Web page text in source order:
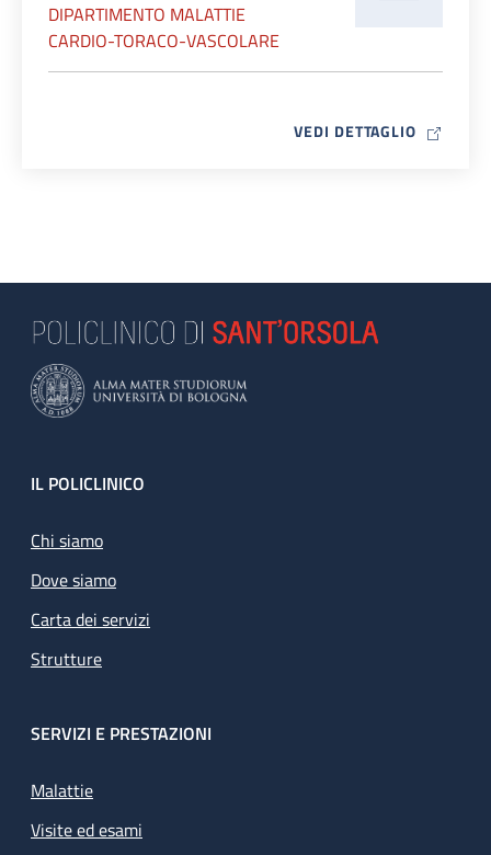
DIPARTIMENTO MALATTIE
CARDIO-TORACO-VASCOLARE
VEDI DETTAGLIO MAP ICON
Footer
IL POLICLINICO
Chi siamo
Dove siamo
Carta dei servizi
Strutture
SERVIZI E PRESTAZIONI
Malattie
Visite ed esami